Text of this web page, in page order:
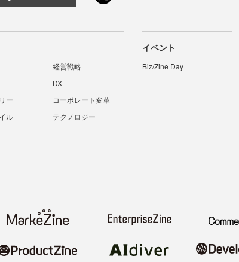
経営戦略
DX
ー
コーポレート変革
ル
テクノロジー
イベント
Biz/Zine Day